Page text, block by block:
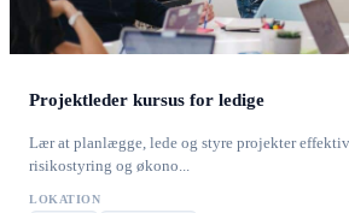
Projektleder kursus for ledige
Lær at planlægge, lede og styre projekter
risikostyring og økono...
LOKATION